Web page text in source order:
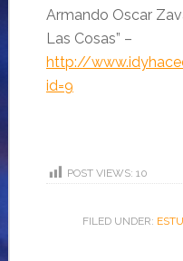
Armando Oscar
Las Cosas” –
http://
id=9
POST VIEWS: 10
FILED UNDER: